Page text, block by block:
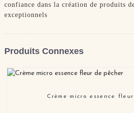
confiance dans la création de produits
exceptionnels
Produits Connexes
Crème micro essence